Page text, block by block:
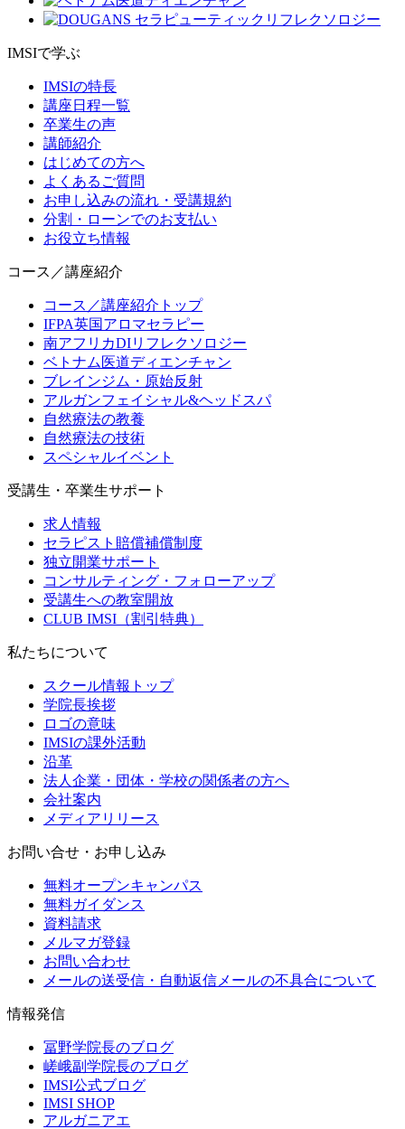
IMSIで学ぶ
IMSIの特長
講座日程一覧
卒業生の声
講師紹介
はじめての方へ
よくあるご質問
お申し込みの流れ・受講規約
分割・ローンでのお支払い
お役立ち情報
コース／講座紹介
コース／講座紹介トップ
IFPA英国アロマセラピー
南アフリカDIリフレクソロジー
ベトナム医道ディエンチャン
ブレインジム・原始反射
アルガンフェイシャル&ヘッドスパ
自然療法の教養
自然療法の技術
スペシャルイベント
受講生・卒業生サポート
求人情報
セラピスト賠償補償制度
独立開業サポート
コンサルティング・フォローアップ
受講生への教室開放
CLUB IMSI（割引特典）
私たちについて
スクール情報トップ
学院長挨拶
ロゴの意味
IMSIの課外活動
沿革
法人企業・団体・学校の関係者の方へ
会社案内
メディアリリース
お問い合せ・お申し込み
無料オープンキャンパス
無料ガイダンス
資料請求
メルマガ登録
お問い合わせ
メールの送受信・自動返信メールの不具合について
情報発信
冨野学院長のブログ
嵯峨副学院長のブログ
IMSI公式ブログ
IMSI SHOP
アルガニアエ